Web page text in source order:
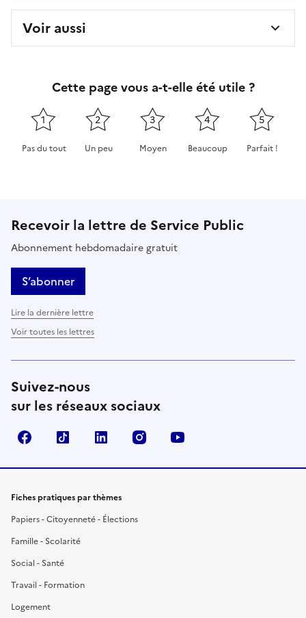
Voir aussi
Cette page vous a-t-elle été utile ?
1
Pas du tout
2
Un peu
3
Moyen
4
Beaucoup
5
Parfait !
Recevoir la lettre de Service Public
Abonnement hebdomadaire gratuit
S’abonner
Lire la dernière lettre
Voir toutes les lettres
Suivez-nous
sur les réseaux sociaux
FacebookTikTok LinkedIn Instagram
Fiches pratiques par thèmes
Papiers - Citoyenneté - Élections
Famille - Scolarité
Social - Santé
Travail - Formation
Logement